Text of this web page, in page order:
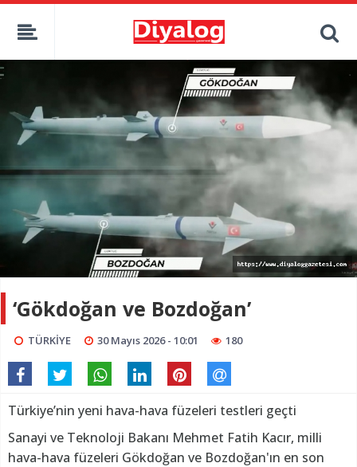
‘Gökdoğan ve Bozdoğan’
TÜRKİYE 30 Mayıs 2026 - 10:01 180
Türkiye’nin yeni hava-hava füzeleri testleri geçti
Sanayi ve Teknoloji Bakanı Mehmet Fatih Kacır, milli
hava-hava füzeleri Gökdoğan ve Bozdoğan'ın en son